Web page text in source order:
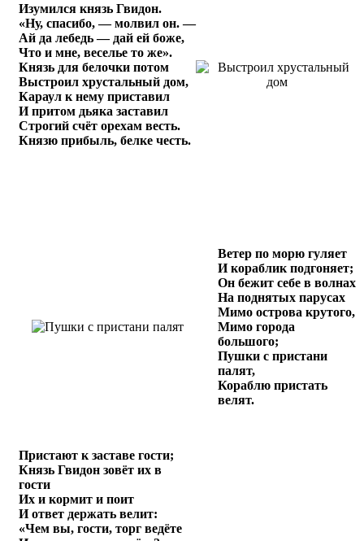
Изумился князь Гвидон.
«Ну, спасибо, — молвил он. —
Ай да лебедь — дай ей боже,
Что и мне, веселье то же».
Князь для белочки потом
Выстроил хрустальный дом,
Караул к нему приставил
И притом дьяка заставил
Строгий счёт орехам весть.
Князю прибыль, белке честь.
Ветер по морю гуляет
И кораблик подгоняет;
Он бежит себе в волнах
На поднятых парусах
Мимо острова крутого,
Мимо города
большого;
Пушки с пристани
палят,
Кораблю пристать
велят.
Пристают к заставе гости;
Князь Гвидон зовёт их в
гости
Их и кормит и поит
И ответ держать велит:
«Чем вы, гости, торг ведёте